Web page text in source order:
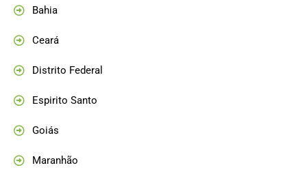
Bahia
Ceará
Distrito Federal
Espirito Santo
Goiás
Maranhão